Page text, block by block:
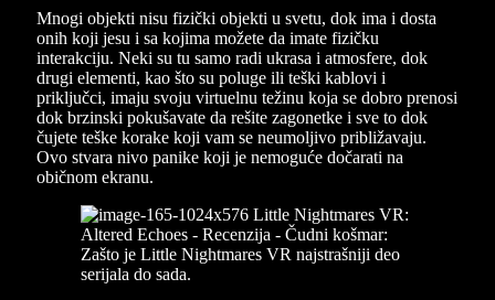
Mnogi objekti nisu fizički objekti u svetu, dok ima i dosta
onih koji jesu i sa kojima možete da imate fizičku
interakciju. Neki su tu samo radi ukrasa i atmosfere, dok
drugi elementi, kao što su poluge ili teški kablovi i
priključci, imaju svoju virtuelnu težinu koja se dobro prenosi
dok brzinski pokušavate da rešite zagonetke i sve to dok
čujete teške korake koji vam se neumoljivo približavaju.
Ovo stvara nivo panike koji je nemoguće dočarati na
običnom ekranu.